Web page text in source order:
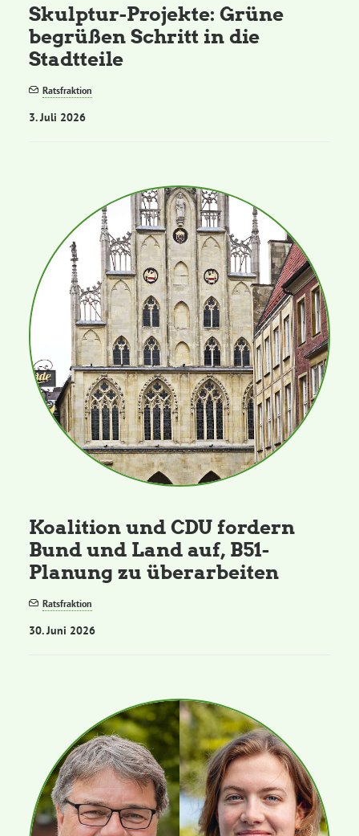
Skulptur-Projekte: Grüne
begrüßen Schritt in die
Stadtteile
Ratsfraktion
3. Juli 2026
Koalition und CDU fordern
Bund und Land auf, B51-
Planung zu überarbeiten
Ratsfraktion
30. Juni 2026